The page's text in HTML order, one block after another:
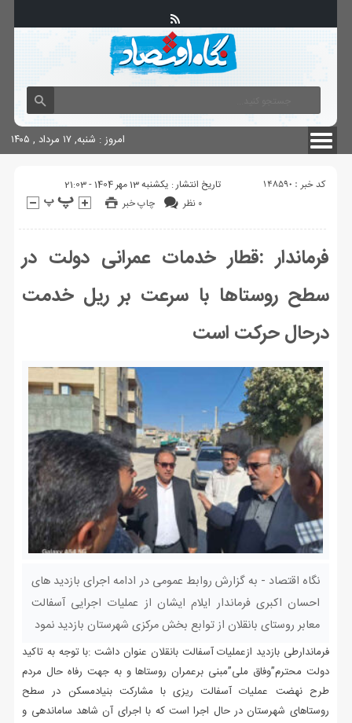
آگهی های دولتی چاپ
امروز : شنبه, ۱۷ مرداد , ۱۴۰۵
کد خبر : 148590
تاریخ انتشار : یکشنبه 13 مهر 1404 - 21:03
چاپ خبر
۰ نظر
فرماندار :قطار خدمات عمرانی دولت در
سطح روستاها با سرعت بر ریل خدمت
درحال حرکت است
نگاه اقتصاد - به گزارش روابط عمومی در ادامه اجرای بازدید های
احسان اکبری فرماندار ایلام ایشان از عملیات اجرایی آسفالت
معابر روستای بانقلان از توابع بخش مرکزی شهرستان بازدید نمود
فرماندارطی بازدید ازعملیات آسفالت بانقلان عنوان داشت :با توجه به تاکید
دولت محترم”وفاق ملی”مبنی برعمران روستاها و به جهت رفاه حال مردم
طرح نهضت عملیات آسفالت ریزی با مشارکت بنیادمسکن در سطح
روستاهای شهرستان در حال اجرا است که با اجرای آن شاهد ساماندهی و